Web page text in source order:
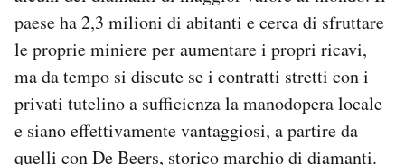
paese ha 2,3 milioni di abitanti e cerca di sfruttare
le proprie miniere per aumentare i propri ricavi,
ma da tempo si discute se i contratti stretti con i
privati tutelino a sufficienza la manodopera locale
e siano effettivamente vantaggiosi, a partire da
quelli con De Beers, storico marchio di diamanti.